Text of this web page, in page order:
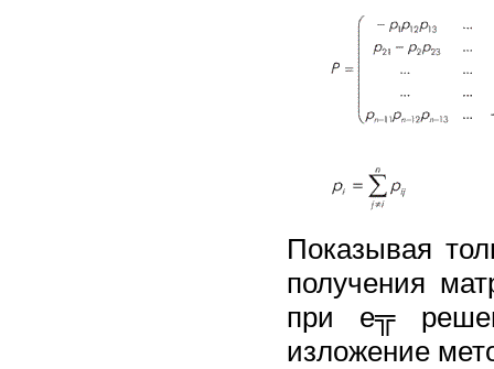
Показывая
получения
при е╦
изложение